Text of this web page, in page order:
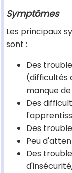
Symptômes
Les principaux
sont :
Des
(difficultés
manque
Des
Des
Peu
Des